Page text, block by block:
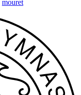
mouret